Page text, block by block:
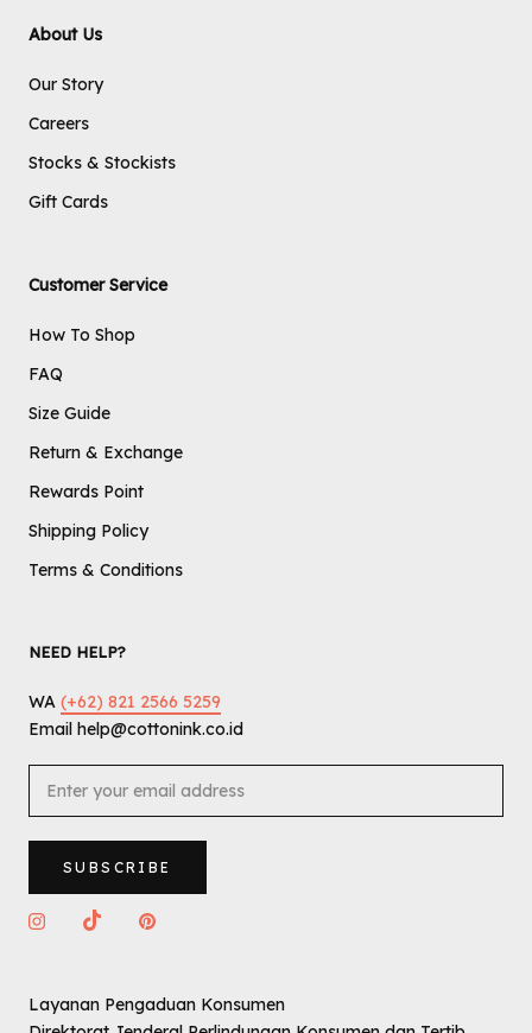
About Us
Our Story
Careers
Stocks & Stockists
Gift Cards
Customer Service
How To Shop
FAQ
Size Guide
Return & Exchange
Rewards Point
Shipping Policy
Terms & Conditions
NEED HELP?
WA (+62) 821 2566 5259
Email help@cottonink.co.id
SUBSCRIBE
Layanan Pengaduan Konsumen